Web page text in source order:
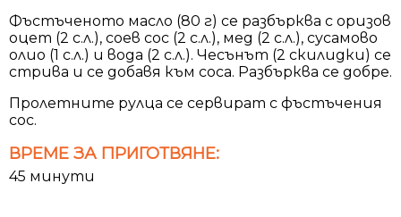
Фъстъченото масло (80 г) се разбърква с оризов
оцет (2 с.л.), соев сос (2 с.л.), мед (2 с.л.), сусамово
олио (1 с.л.) и вода (2 с.л.). Чесънът (2 скилидки) се
стрива и се добавя към соса. Разбърква се добре.
Пролетните рулца се сервират с фъстъчения
сос.
ВРЕМЕ ЗА ПРИГОТВЯНЕ:
45 минути